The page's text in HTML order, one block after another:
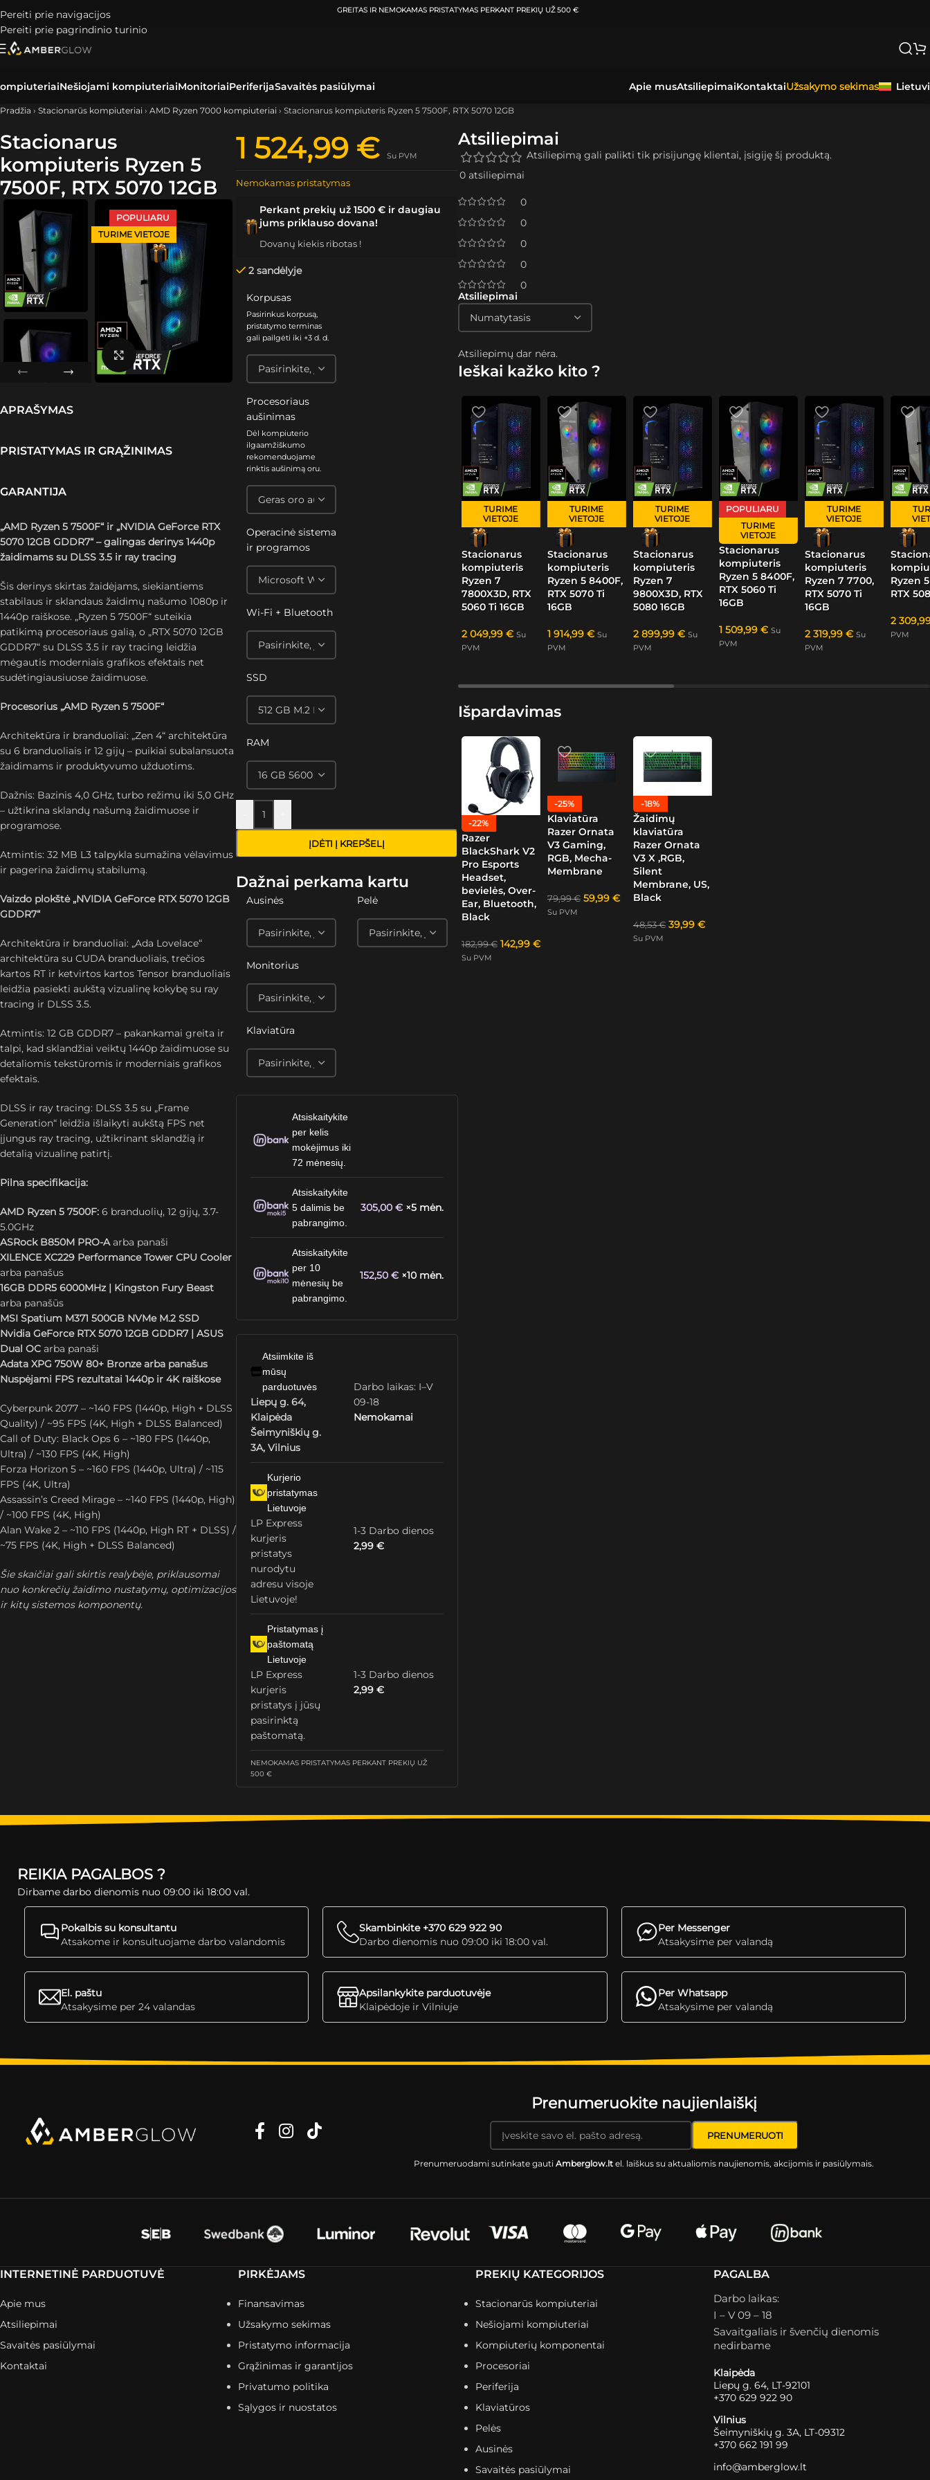
Pereiti prie navigacijos
Pereiti prie pagrindinio turinio
ATSIIMKITE UŽSAKYMĄKLAIPĖDOJE IR VILNIUJEPER0-3 DARBO DIENAS.
Nešiojami kompiuteriaiMonitoriaiPeriferijaSavaitės pasiūlymai Apie musAtsiliepimaiKontaktaiUžsakymo sekimas
Pradžia › Stacionarūs kompiuteriai › AMD Ryzen 7000 kompiuteriai › Stacionarus kompiuteris Ryzen 5 7500F, RTX 5070 12GB
Stacionarus
kompiuteris Ryzen 5
7500F, RTX 5070 12GB
POPULIARU
TURIME VIETOJE
Spustelėkite, kad padidintumėte
APRAŠYMAS
PRISTATYMAS IR GRĄŽINIMAS
GARANTIJA
„AMD Ryzen 5 7500F“ ir „NVIDIA GeForce RTX
5070 12GB GDDR7“ – galingas derinys 1440p
žaidimams su DLSS 3.5 ir ray tracing
Šis derinys skirtas žaidėjams, siekiantiems
stabilaus ir sklandaus žaidimų našumo 1080p ir
1440p raiškose. „Ryzen 5 7500F“ suteikia
patikimą procesoriaus galią, o „RTX 5070 12GB
GDDR7“ su DLSS 3.5 ir ray tracing leidžia
mėgautis moderniais grafikos efektais net
sudėtingiausiuose žaidimuose.
Procesorius „AMD Ryzen 5 7500F“
Architektūra ir branduoliai: „Zen 4“ architektūra
su 6 branduoliais ir 12 gijų – puikiai subalansuota
žaidimams ir produktyvumo užduotims.
Dažnis: Bazinis 4,0 GHz, turbo režimu iki 5,0 GHz
– užtikrina sklandų našumą žaidimuose ir
programose.
Atmintis: 32 MB L3 talpykla sumažina vėlavimus
ir pagerina žaidimų stabilumą.
Vaizdo plokštė „NVIDIA GeForce RTX 5070 12GB
GDDR7“
Architektūra ir branduoliai: „Ada Lovelace“
architektūra su CUDA branduoliais, trečios
kartos RT ir ketvirtos kartos Tensor branduoliais
leidžia pasiekti aukštą vizualinę kokybę su ray
tracing ir DLSS 3.5.
Atmintis: 12 GB GDDR7 – pakankamai greita ir
talpi, kad sklandžiai veiktų 1440p žaidimuose su
detaliomis tekstūromis ir moderniais grafikos
efektais.
DLSS ir ray tracing: DLSS 3.5 su „Frame
Generation“ leidžia išlaikyti aukštą FPS net
įjungus ray tracing, užtikrinant sklandžią ir
detalią vizualinę patirtį.
Pilna specifikacija:
AMD Ryzen 5 7500F: 6 branduolių, 12 gijų, 3.7-
5.0GHz
ASRock B850M PRO-Aarba panaši
XILENCE XC229 Performance Tower CPU Cooler
arba panašus
16GB DDR5 6000MHz | Kingston Fury Beast
arba panašūs
MSI Spatium M371 500GB NVMe M.2 SSD
Nvidia GeForce RTX 5070 12GB GDDR7 | ASUS
Dual OC arba panaši
Adata XPG 750W 80+ Bronze arba panašus
Nuspėjami FPS rezultatai 1440p ir 4K raiškose
Cyberpunk 2077 – ~140 FPS (1440p, High + DLSS
Quality) / ~95 FPS (4K, High + DLSS Balanced)
Call of Duty: Black Ops 6 – ~180 FPS (1440p,
Ultra) / ~130 FPS (4K, High)
Forza Horizon 5 – ~160 FPS (1440p, Ultra) / ~115
FPS (4K, Ultra)
Assassin’s Creed Mirage – ~140 FPS (1440p, High)
/ ~100 FPS (4K, High)
Alan Wake 2 – ~110 FPS (1440p, High RT + DLSS) /
~75 FPS (4K, High + DLSS Balanced)
Šie skaičiai gali skirtis realybėje, priklausomai
nuo konkrečių žaidimo nustatymų, optimizacijos
ir kitų sistemos komponentų.
1 524,99 € Su PVM
Nemokamas pristatymas
Perkant prekių už 1500 € ir daugiau
jums priklauso dovana!
Dovanų kiekis ribotas !
2 sandėlyje
Korpusas
Pasirinkus korpusą,
pristatymo terminas
gali pailgėti iki +3 d. d.
Procesoriaus
aušinimas
Dėl kompiuterio
ilgaamžiškumo
rekomenduojame
rinktis aušinimą oru.
Operacinė sistema
ir programos
Wi-Fi + Bluetooth
SSD
RAM
ĮDĖTI Į KREPŠELĮ
Dažnai perkama kartu
Ausinės Pelė
Monitorius
Klaviatūra
Atsiskaitykite
per kelis
mokėjimus iki
72 mėnesių.
Atsiskaitykite
5 dalimis be
pabrangimo.
305,00 € ×5 mėn.
Atsiskaitykite
per 10
mėnesių be
pabrangimo.
152,50 € ×10 mėn.
Atsiimkite iš
mūsų
parduotuvės
Liepų g. 64,
Klaipėda
Šeimyniškių g.
3A, Vilnius
Darbo laikas: I–V
09-18
Nemokamai
Kurjerio
pristatymas
Lietuvoje
LP Express
kurjeris
pristatys
nurodytu
adresu visoje
Lietuvoje!
1-3 Darbo dienos
2,99€
Pristatymas į
paštomatą
Lietuvoje
LP Express
kurjeris
pristatys į jūsų
pasirinktą
paštomatą.
1-3 Darbo dienos
2,99€
NEMOKAMAS PRISTATYMAS PERKANT PREKIŲ UŽ
500 €
Atsiliepimai
0 atsiliepimai
0
0
0
0
0
Atsiliepimai
Atsiliepimų dar nėra.
Atsiliepimą gali palikti tik prisijungę klientai, įsigiję šį produktą.
Ieškai kažko kito ?
TURIME
VIETOJE
Stacionarus
kompiuteris
Ryzen 7
7800X3D, RTX
5060 Ti 16GB
2 049,99 € Su
PVM
TURIME
VIETOJE
Stacionarus
kompiuteris
Ryzen 5 8400F,
RTX 5070 Ti
16GB
1 914,99 € Su
PVM
TURIME
VIETOJE
Stacionarus
kompiuteris
Ryzen 7
9800X3D, RTX
5080 16GB
2 899,99 € Su
PVM
POPULIARU
TURIME
VIETOJE
Stacionarus
kompiuteris
Ryzen 5 8400F,
RTX 5060 Ti
16GB
1 509,99 € Su
PVM
TURIME
VIETOJE
Stacionarus
kompiuteris
Ryzen 7 7700,
RTX 5070 Ti
16GB
2 319,99 € Su
PVM
Ryzen
RTX
2
PVM
Išpardavimas
-22%
Razer
BlackShark V2
Pro Esports
Headset,
bevielės, Over-
Ear, Bluetooth,
Black
182,99€ 142,99 €
Su PVM
-25%
Klaviatūra
Razer Ornata
V3 Gaming,
RGB, Mecha-
Membrane
79,99€ 59,99 €
Su PVM
-18%
Žaidimų
klaviatūra
Razer Ornata
V3 X ,RGB,
Silent
Membrane, US,
Black
48,53€ 39,99 €
Su PVM
REIKIA PAGALBOS ?
Dirbame darbo dienomis nuo 09:00 iki 18:00 val.
Pokalbis su konsultantu
Atsakome ir konsultuojame darbo valandomis
Skambinkite +370 629 922 90
Darbo dienomis nuo 09:00 iki 18:00 val.
Per Messenger
Atsakysime per valandą
El. paštu
Atsakysime per 24 valandas
Apsilankykite parduotuvėje
Klaipėdoje ir Vilniuje
Per Whatsapp
Atsakysime per valandą
Prenumeruokite naujienlaiškį
Prenumeruodami sutinkate gautiAmberglow.lt el. laiškus su aktualiomis naujienomis, akcijomis ir pasiūlymais.
INTERNETINĖ PARDUOTUVĖ
Apie mus
Atsiliepimai
Savaitės pasiūlymai
Kontaktai
PIRKĖJAMS
Finansavimas
Užsakymo sekimas
Pristatymo informacija
Grąžinimas ir garantijos
Privatumo politika
Sąlygos ir nuostatos
PREKIŲ KATEGORIJOS
Stacionarūs kompiuteriai
Nešiojami kompiuteriai
Kompiuterių komponentai
Procesoriai
Periferija
Klaviatūros
Pelės
Ausinės
Savaitės pasiūlymai
PAGALBA
Darbo laikas:
I – V 09 – 18
Savaitgaliais ir švenčių dienomis
nedirbame
Klaipėda
Liepų g. 64, LT-92101
+370 629 922 90
Vilnius
Šeimyniškių g. 3A, LT-09312
+370 662 191 99
info@amberglow.lt